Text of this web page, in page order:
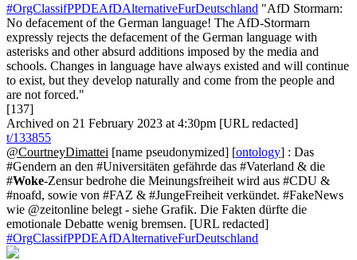
#OrgClassifPPDEAfDAlternativeFurDeutschland "AfD Stormarn:
No defacement of the German language! The AfD-Stormarn
expressly rejects the defacement of the German language with
asterisks and other absurd additions imposed by the media and
schools. Changes in language have always existed and will continue
to exist, but they develop naturally and come from the people and
are not forced."
[137]
Archived on 21 February 2023 at 4:30pm [URL redacted]
t/133855
@CourtneyDimattei [name pseudonymized] [ontology] : Das
#Gendern an den #Universitäten gefährde das #Vaterland & die
#Woke-Zensur bedrohe die Meinungsfreiheit wird aus #CDU &
#noafd, sowie von #FAZ & #JungeFreiheit verkündet. #FakeNews
wie @zeitonline belegt - siehe Grafik. Die Fakten dürfte die
emotionale Debatte wenig bremsen. [URL redacted]
#OrgClassifPPDEAfDAlternativeFurDeutschland